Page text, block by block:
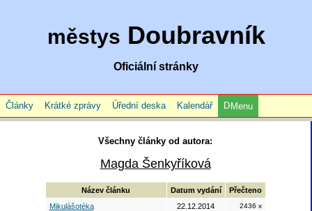
městys Doubravník
Oficiální stránky
Články Krátké zprávy Úřední deska Kalendář Menu
Všechny články od autora:
Magda Šenkyříková
Název článku Datum vydání
Přečteno
Mikulášotéka
22.12.2014 2436 x